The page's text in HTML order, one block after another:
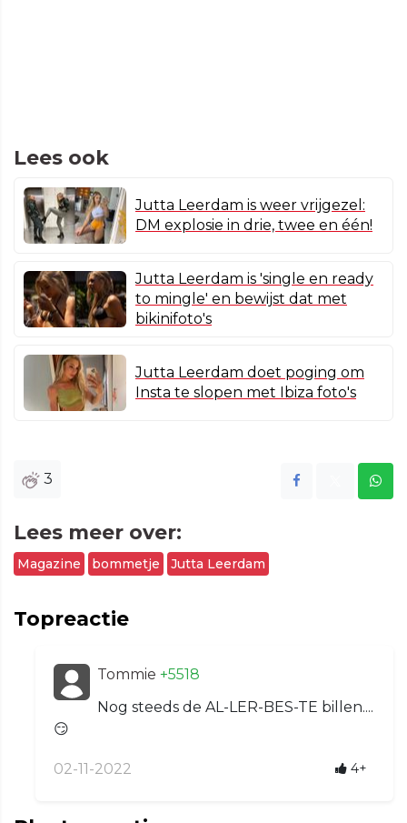
Lees ook
Jutta Leerdam is weer vrijgezel:
DM explosie in drie, twee en één!
Jutta Leerdam is 'single en ready
to mingle' en bewijst dat met
bikinifoto's
Jutta Leerdam doet poging om
Insta te slopen met Ibiza foto's
3
Lees meer over:
Magazine bommetje Jutta Leerdam
Topreactie
Tommie +5518
Nog steeds de AL-LER-BES-TE billen....
😏
02-11-2022 4+